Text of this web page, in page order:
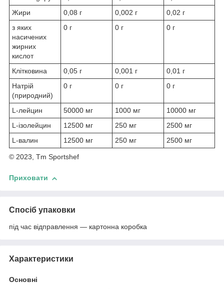
Жири
0,08 г 0,002 г
0,02 г
з яких
насичених
жирних
кислот
0 г 0 г 0 г
Клітковина 0,05 г 0,001 г
0,01 г
Натрій
(природний)
0 г 0 г 0 г
L-лейцин 50000 мг 1000 мг
10000 мг
L-ізолейцин
12500 мг 250 мг
2500 мг
L-валин
12500 мг 250 мг 2500 мг
© 2023, Tm Sportshef
Приховати
Спосіб упаковки
під час відправлення — картонна коробка
Характеристики
Основні